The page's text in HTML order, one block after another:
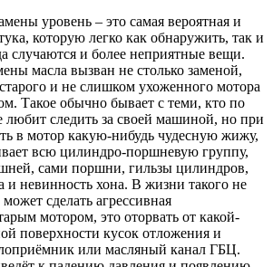
уровень – это самая вероятная и
которую легко как обнаружить, так и
случаются и более неприятные вещи.
масла вызван не столько заменой,
и не слишком ухоженного мотора
Такое обычно бывает с теми, кто по
любит следить за своей машиной, но при
в мотор какую-нибудь чудесную жижу,
всю цилиндро-поршневую группу,
сами поршни, гильзы цилиндров,
и невинность хона. В жизни такого не
сделать агрессивная
мотором, это оторвать от какой-
поверхности кусок отложения и
или масляный канал ГБЦ.